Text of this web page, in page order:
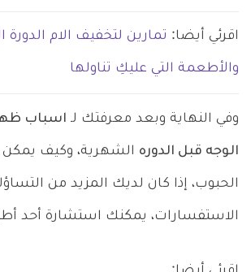
اقرئي أيضا: تمارين لتخفيف الام
والأطعمة التي عليكِ تناولها
وفي النهاية وبعد معرفتك لـ اسباب
الوجه قبل الدوره الشهرية، وكيف يمكن
الحبوب، إذا كان لديك المزيد من
الاستفسارات، يمكنك استشارة أحد